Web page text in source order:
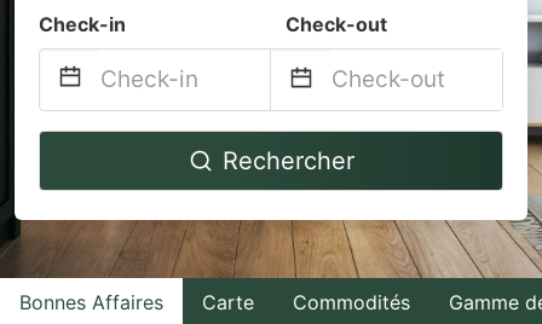
Check-in Check-out
Navigate
to
interact
with
the
Navigate
backward
to
interact
with
the
Rechercher
Bonnes Affaires Carte Commodités Gamme